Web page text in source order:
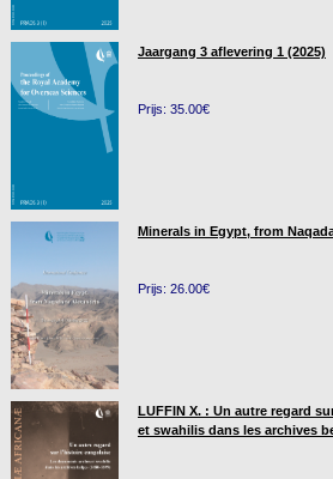
Jaargang 3 aflevering 1 (2025)
Prijs: 35.00€
Minerals in Egypt, from
Prijs: 26.00€
LUFFIN X. : Un autre regard
et swahilis dans les archives